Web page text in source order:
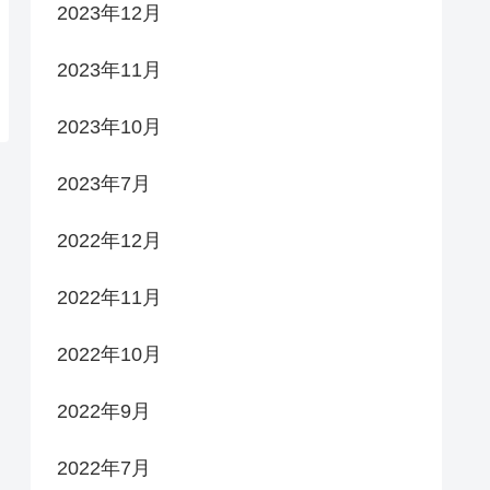
2023年12月
2023年11月
2023年10月
2023年7月
2022年12月
2022年11月
2022年10月
2022年9月
2022年7月